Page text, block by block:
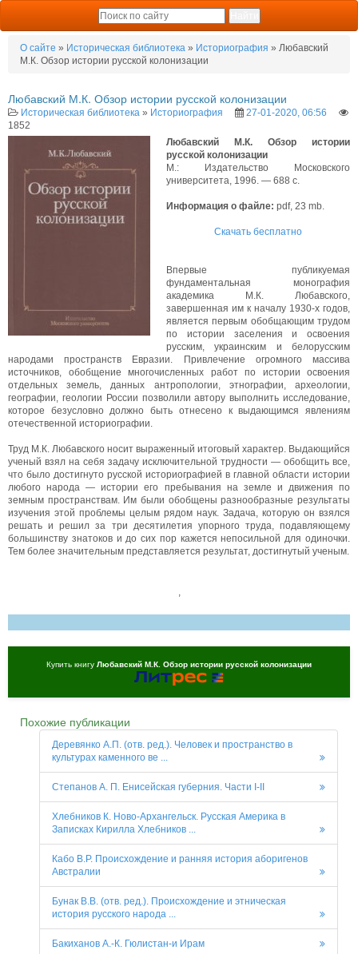
О сайте » Историческая библиотека » Историография » Любавский
М.К. Обзор истории русской колонизации
Любавский М.К. Обзор истории русской колонизации
Историческая библиотека » Историография
27-01-2020, 06:56
1852
Любавский М.К. Обзор истории
русской колонизации
М.: Издательство Московского
университета, 1996. — 688 с.
Информация о файле: pdf, 23 mb.
Скачать бесплатно
Впервые публикуемая
фундаментальная монография
академика М.К. Любавского,
завершенная им к началу 1930-х годов,
является первым обобщающим трудом
по истории заселения и освоения
русским, украинским и белорусским
народами пространств Евразии. Привлечение огромного массива
источников, обобщение многочисленных работ по истории освоения
отдельных земель, данных антропологии, этнографии, археологии,
географии, геологии России позволили автору выполнить исследование,
которое безусловно должно быть отнесено к выдающимся явлениям
отечественной историографии.
Труд М.К. Любавского носит выраженный итоговый характер. Выдающийся
ученый взял на себя задачу исключительной трудности — обобщить все,
что было достигнуто русской историографией в главной области истории
любого народа — истории его пребывания на земле и движения по
земным пространствам. Им были обобщены разнообразные результаты
изучения этой проблемы целым рядом наук. Задача, которую он взялся
решать и решил за три десятилетия упорного труда, подавляющему
большинству знатоков и до сих пор кажется непосильной для одиночки.
Тем более значительным представляется результат, достигнутый ученым.
,
Купить книгу Любавский М.К. Обзор истории русской колонизации
Похожие публикации
Деревянко А.П. (отв. ред.). Человек и пространство в
культурах каменного ве ...
Степанов А. П. Енисейская губерния. Части I-II
Хлебников К. Ново-Архангельск. Русская Америка в
Записках Кирилла Хлебников ...
Кабо В.Р. Происхождение и ранняя история аборигенов
Австралии
Бунак В.В. (отв. ред.). Происхождение и этническая
история русского народа ...
Бакиханов А.-К. Гюлистан-и Ирам